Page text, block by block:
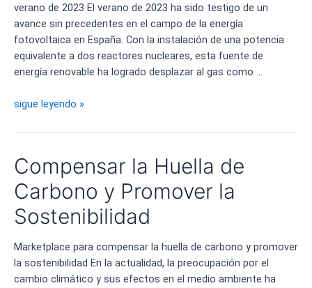
verano de 2023 El verano de 2023 ha sido testigo de un
avance sin precedentes en el campo de la energía
fotovoltaica en España. Con la instalación de una potencia
equivalente a dos reactores nucleares, esta fuente de
energía renovable ha logrado desplazar al gas como …
El
de
energías
renovables
en
el
de
2023
sigue leyendo »
Compensar la Huella de
Carbono y Promover la
Sostenibilidad
Marketplace para compensar la huella de carbono y promover
la sostenibilidad En la actualidad, la preocupación por el
cambio climático y sus efectos en el medio ambiente ha